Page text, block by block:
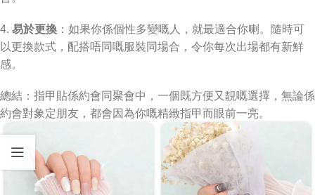
4. 易於更換 ：如果你係個性多變嘅人，就最適合你喇。隨時可
以更換款式，配搭唔同嘅服裝同場合，令你每次出場都有新鮮
感。
總結：指甲貼係約會同聚會中，一個既方便又靚嘅選擇，無論係
約會對象定朋友，都會因為你嘅精緻指甲而眼前一亮。